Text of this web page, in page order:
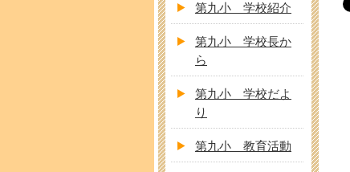
第九小 学校紹介
第九小 学校長か
ら
第九小 学校だよ
り
第九小 教育活動